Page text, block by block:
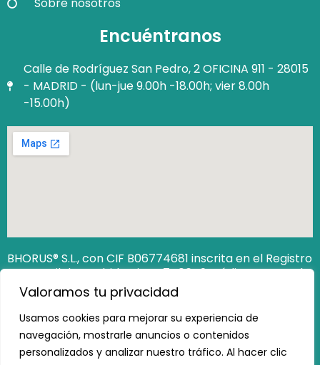
Valoramos tu privacidad
Usamos cookies para mejorar su experiencia de
navegación, mostrarle anuncios o contenidos
personalizados y analizar nuestro tráfico. Al hacer clic
Encuéntranos
Calle de Rodríguez San Pedro, 2 OFICINA 911 - 28015
- MADRID - (lun-jue 9.00h -18.00h; vier 8.00h
-15.00h)
BHORUS® S.L., con CIF B06774681 inscrita en el Registro
Mercantil de Madrid Hoja M‐740649. Código Seguro de
Verificación (CSV): 12806538162473100
https://www.registradores.org/csv